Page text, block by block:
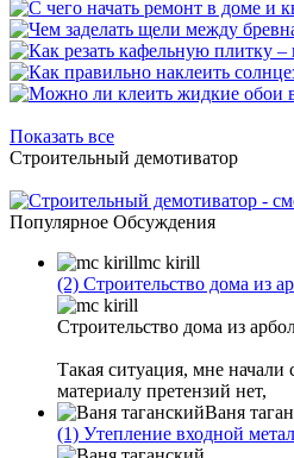
Показать все
Строительный демотиватор
Популярное Обсуждения
mc kirill
(2) Строительство дома из
Строительство дома из
Такая ситуация, мне
материалу претензий нет,
Ваня
(1) Утепление входной